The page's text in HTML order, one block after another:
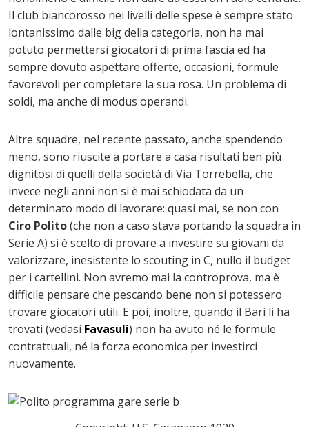
Il club biancorosso nei livelli delle spese è sempre stato
lontanissimo dalle big della categoria, non ha mai
potuto permettersi giocatori di prima fascia ed ha
sempre dovuto aspettare offerte, occasioni, formule
favorevoli per completare la sua rosa. Un problema di
soldi, ma anche di modus operandi.
Altre squadre, nel recente passato, anche spendendo
meno, sono riuscite a portare a casa risultati ben più
dignitosi di quelli della società di Via Torrebella, che
invece negli anni non si è mai schiodata da un
determinato modo di lavorare: quasi mai, se non con
Ciro Polito(che non a caso stava portando la squadra in
Serie A) si è scelto di provare a investire su giovani da
valorizzare, inesistente lo scouting in C, nullo il budget
per i cartellini. Non avremo mai la controprova, ma è
difficile pensare che pescando bene non si potessero
trovare giocatori utili. E poi, inoltre, quando il Bari li ha
trovati (vedasi Favasuli) non ha avuto né le formule
contrattuali, né la forza economica per investirci
nuovamente.